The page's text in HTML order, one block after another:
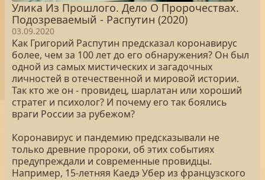
Улика Из Прошлого. Дело О Пророчествах.
Подозреваемый - Распутин (2020)
03.09.2020
Как Григорий Распутин предсказал коронавирус
более, чем за 100 лет до его обнаружения? Он был
одной из самых мистических и загадочных
личностей в отечественной и мировой истории.
Так кто же он - провидец, шарлатан или хороший
стратег и психолог? И почему его так боялись
враги России за рубежом?
Коронавирус и пандемию предсказывали не
только древние пророки, об этих событиях
предупреждали и современные провидцы.
Например, 15-летняя Каедэ Убер из французского